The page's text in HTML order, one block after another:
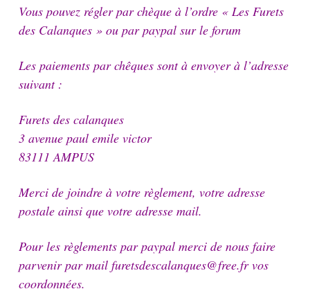
Vous pouvez régler par chèque à l’ordre « Les Furets
des Calanques » ou par paypal sur le forum
Les paiements par chêques sont à envoyer à l’adresse
suivant :
Furets des calanques
3 avenue paul emile victor
83111 AMPUS
Merci de joindre à votre règlement, votre adresse
postale ainsi que votre adresse mail.
Pour les règlements par paypal merci de nous faire
parvenir par mail furetsdescalanques@free.fr vos
coordonnées.